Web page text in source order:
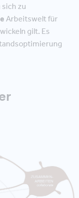
zu
Arbeitswelt für
gilt. Es